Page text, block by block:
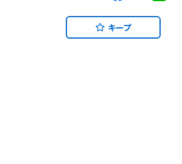
キープ